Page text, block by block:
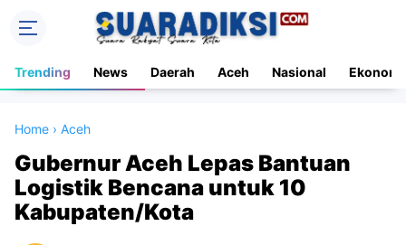
Trending News Daerah Aceh Nasional Ekonomi
Home › Aceh
Gubernur Aceh Lepas Bantuan
Logistik Bencana untuk 10
Kabupaten/Kota